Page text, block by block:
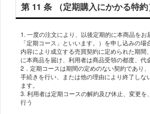
第 11 条 （定期購入にかかる特約
1. ⼀度の注⽂により、以後定期的に本商品をお
「定期コース」といいます。）を申し込みの
内容により成⽴する売買契約に定められた期間
に本商品を届け、利⽤者は商品受領の都度、代
2．定期コースは期間の定めのない契約であり
⼿続きを⾏い、または他の理由により終了しな
ます。
3. 利用者は定期コースの解約及び休⽌、変更を
行う